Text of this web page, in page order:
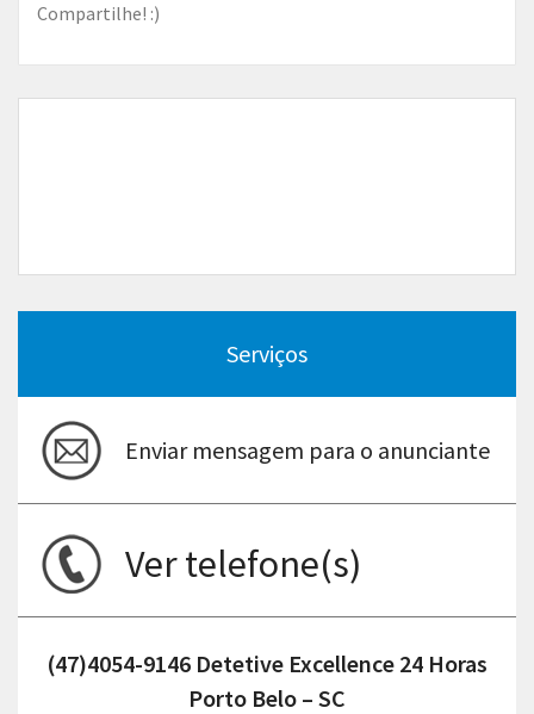
Compartilhe! :)
Serviços
Enviar mensagem para o anunciante
Ver telefone(s)
(47)4054-9146 Detetive Excellence 24 Horas
Porto Belo – SC